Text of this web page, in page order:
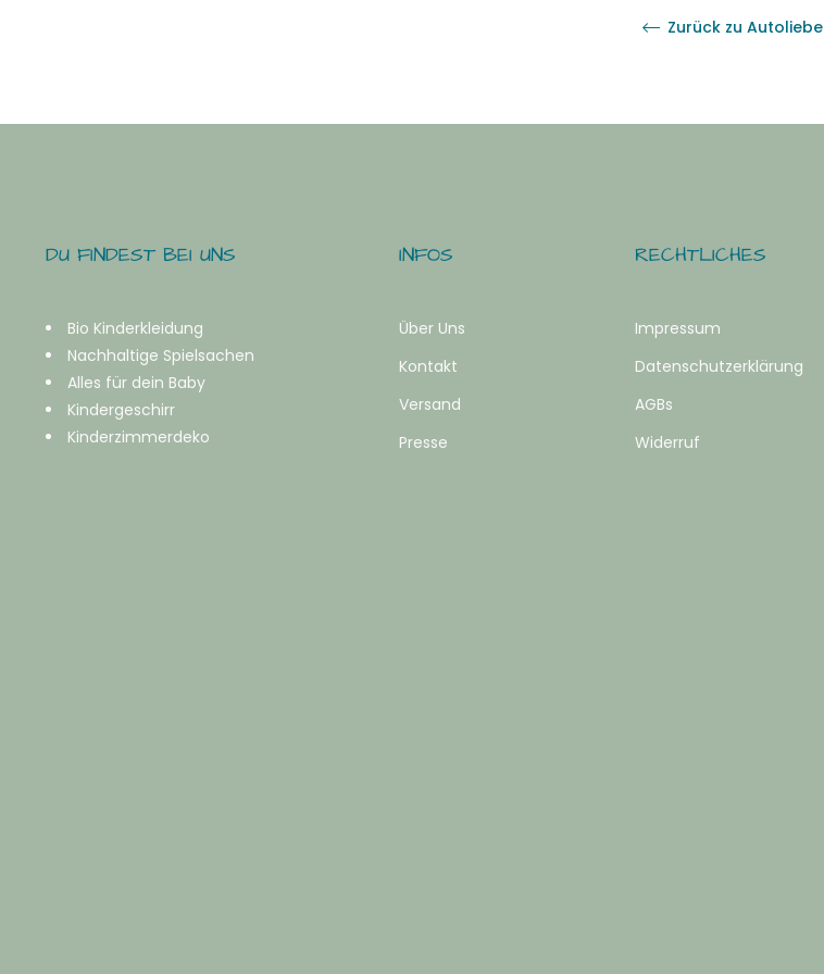
Zurück zu Autoliebe
DU FINDEST BEI UNS
Bio Kinderkleidung
Nachhaltige Spielsachen
Alles für dein Baby
Kindergeschirr
Kinderzimmerdeko
INFOS
Über Uns
Kontakt
Versand
Presse
RECHTLICHES
Impressum
Datenschutzerklärung
AGBs
Widerruf